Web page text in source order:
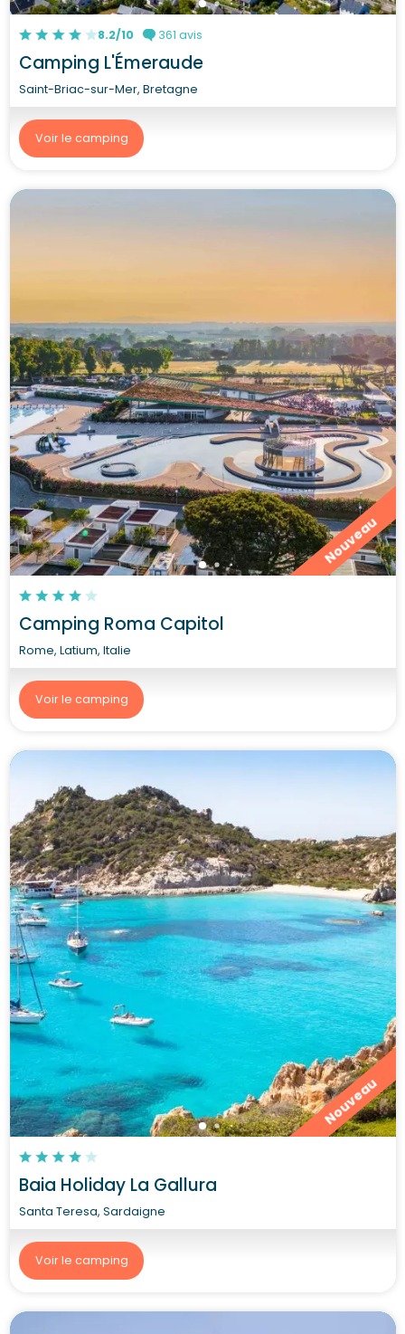
8.2/10 361 avis
Camping L'Émeraude
Saint-Briac-sur-Mer, Bretagne
Voir le camping
Nouveau
Camping Roma Capitol
Rome, Latium, Italie
Voir le camping
Nouveau
Baia Holiday La Gallura
Santa Teresa, Sardaigne
Voir le camping